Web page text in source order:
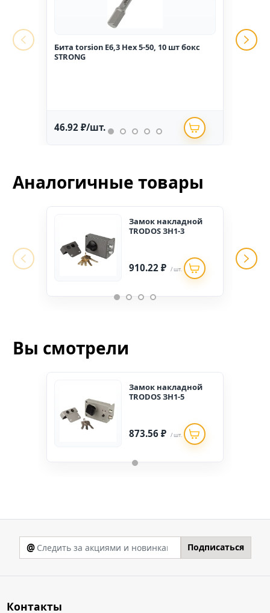
Бита torsion E6,3 Hex 5-50, 10 шт бокс
STRONG
46.92 ₽/шт.
Аналогичные товары
Замок накладной
TRODOS ЗН1-3
910.22 ₽ / шт.
Вы смотрели
Замок накладной
TRODOS ЗН1-5
873.56 ₽ / шт.
@ Подписаться
Контакты